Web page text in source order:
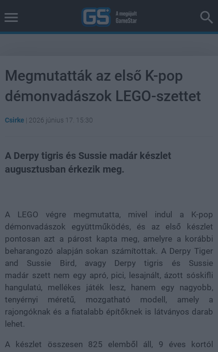
Megmutatták az első K-pop
démonvadászok LEGO-szettet
Csirke | 2026 június 17. 15:30
A Derpy tigris és Sussie madár készlet
augusztusban érkezik meg.
A LEGO végre megmutatta, mivel indul a K-pop
démonvadászok együttműködés, és az első készlet
pontosan azt a párost kapta meg, amelyre a korábbi
beharangozó alapján sokan számítottak. A Derpy Tiger
and Sussie Bird, avagy Derpy tigris és Sussie
madár szett nem egy apró, pici, lesajnált, ázott sóskifli
hangulatú, mellékes játék lesz, hanem egy nagyobb,
tenyérnyi méretű, mozgatható modell, amely a
rajongóknak és a fiatalabb építőknek is látványos darab
lehet.
A készlet összesen 825 elemből áll, 9 éves kortól